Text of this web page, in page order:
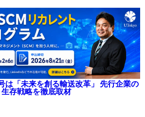
は「未来を創る輸送改革」 先行企業の
生存戦略を徹底取材